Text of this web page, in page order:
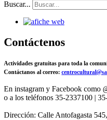
Buscar...
Contáctenos
Actividades gratuitas para toda la
Contáctanos al correo:
En instagram y Facebook como
o a los teléfonos 35-2337100 |
Dirección: Calle Antofagasta